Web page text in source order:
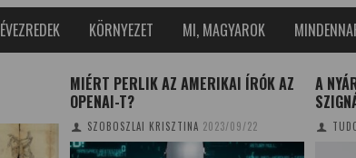
ÉVEZREDEK KÖRNYEZET MI, MAGYAROK
MIÉRT PERLIK AZ AMERIKAI ÍRÓK AZ
OPENAI-T?
SZOBOSZLAI KRISZTINA 2023/09/22
A